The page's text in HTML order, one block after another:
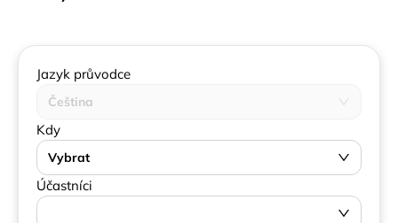
Jazyk průvodce
Čeština
Kdy
Vybrat
Účastníci